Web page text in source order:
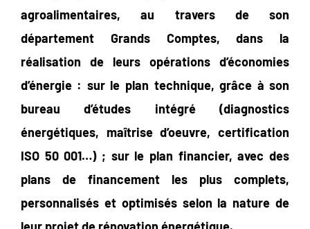
agroalimentaires, au travers de son
département Grands Comptes, dans la
réalisation de leurs opérations d’économies
d’énergie : sur le plan technique, grâce à son
bureau d’études intégré (diagnostics
énergétiques, maîtrise d’oeuvre, certification
ISO 50 001…) ; sur le plan financier,avec des
plans de financement les plus complets,
personnalisés et optimisés selon la nature de